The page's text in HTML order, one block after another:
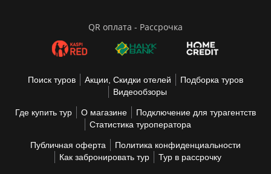
QR оплата - Рассрочка
Поиск туров Акции, Скидки отелей
Подборка туров
Видеообзоры
Где купить тур О магазине
Подключение для турагентств
Статистика туроператора
Публичная оферта
Политика конфиденциальности
Как забронировать тур
Тур в рассрочку